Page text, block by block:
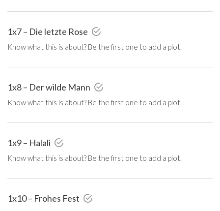
1x7 – Die letzte Rose
Know what this is about? Be the first one to add a plot.
1x8 – Der wilde Mann
Know what this is about? Be the first one to add a plot.
1x9 – Halali
Know what this is about? Be the first one to add a plot.
1x10 – Frohes Fest